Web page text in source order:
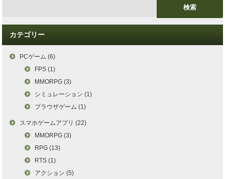
カテゴリー
PCゲーム (6)
FPS (1)
MMORPG (3)
シミュレーション (1)
ブラウザゲーム (1)
スマホゲームアプリ (22)
MMORPG (3)
RPG (13)
RTS (1)
アクション (5)